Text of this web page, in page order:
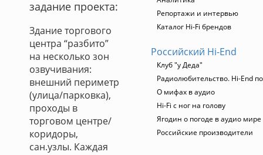
задание проекта:
Здание торгового
центра “разбито”
на несколько зон
озвучивания:
внешний периметр
(улица/парковка),
проходы в
торговом центре/
коридоры,
сан.узлы. Каждая
Репортажи и интервью
Каталог Hi-Fi брендов
Российский Hi-End
Клуб "у Деда"
Радиолюбительство. Hi-End
О мифах в аудио
Hi-Fi с ног на голову
Ягодин о погоде в аудио мире
Российские производители